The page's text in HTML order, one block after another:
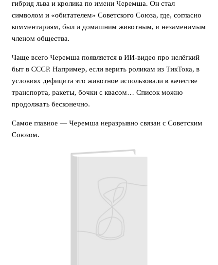
гибрид льва и кролика по имени Черемша. Он стал
символом и «обитателем» Советского Союза, где, согласно
комментариям, был и домашним животным, и незаменимым
членом общества.
Чаще всего Черемша появляется в ИИ-видео про нелёгкий
быт в СССР. Например, если верить роликам из ТикТока, в
условиях дефицита это животное использовали в качестве
транспорта, ракеты, бочки с квасом… Список можно
продолжать бесконечно.
Самое главное — Черемша неразрывно связан с Советским
Союзом.